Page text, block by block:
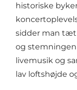
historiske
sidder man tæt
og stemningen
livemusik og
lav loftshøjde